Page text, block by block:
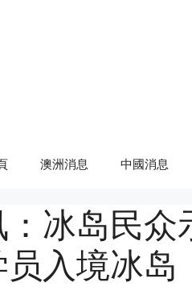
澳洲消息 中國消息
冰岛民众
入境冰岛